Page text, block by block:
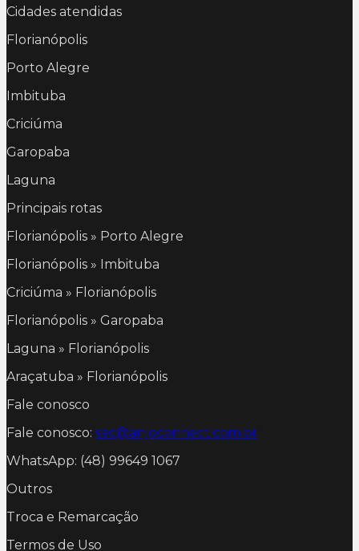
Cidades atendidas
Florianópolis
Porto Alegre
Imbituba
Criciúma
Garopaba
Laguna
Principais rotas
Florianópolis » Porto Alegre
Florianópolis » Imbituba
Criciúma » Florianópolis
Florianópolis » Garopaba
Laguna » Florianópolis
Araçatuba » Florianópolis
Fale conosco
Fale conosco: sac@anjoconnect.com.br
WhatsApp: (48) 99649 1067
Outros
Troca e Remarcação
Termos de Uso